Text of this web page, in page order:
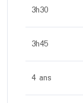
3h30
3h45
4 ans